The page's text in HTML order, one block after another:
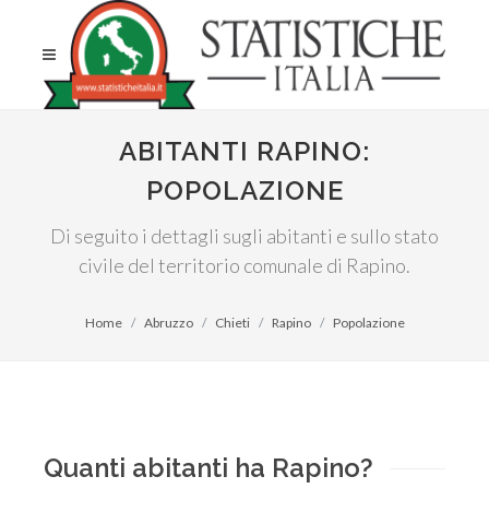
ABITANTI RAPINO:
POPOLAZIONE
Di seguito i dettagli sugli abitanti e sullo stato
civile del territorio comunale di Rapino.
Home Abruzzo Chieti Rapino Popolazione
Quanti abitanti ha Rapino?